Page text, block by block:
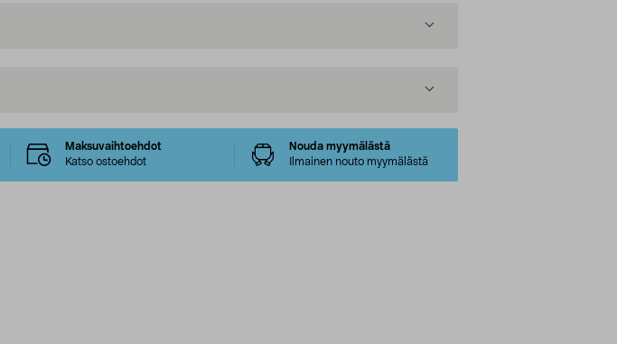
Maksuvaihtoehdot
Katso ostoehdot
Nouda myymälästä
Ilmainen nouto myymälästä